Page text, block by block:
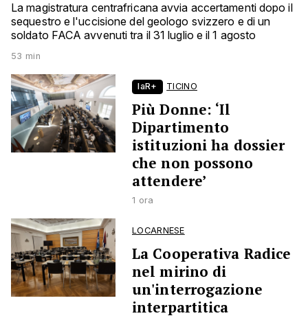
La magistratura centrafricana avvia accertamenti dopo il
sequestro e l'uccisione del geologo svizzero e di un
soldato FACA avvenuti tra il 31 luglio e il 1 agosto
53 min
laR+ TICINO
Più Donne: ‘Il
Dipartimento
istituzioni ha dossier
che non possono
attendere’
1 ora
LOCARNESE
La Cooperativa Radice
nel mirino di
un'interrogazione
interpartitica